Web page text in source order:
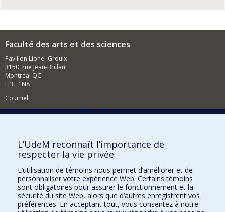
Faculté des arts et des sciences
Pavillon Lionel-Groulx
3150, rue Jean-Brillant
Montréal QC
H3T 1N8
Courriel
Événements
Comment soutenir la FAS?
BESOIN D'AIDE?
Plan du site
Signaler une erreur
L’UdeM reconnaît l’importance de
respecter la vie privée
L’utilisation de témoins nous permet d’améliorer et de
personnaliser votre expérience Web. Certains témoins
sont obligatoires pour assurer le fonctionnement et la
sécurité du site Web, alors que d’autres enregistrent vos
préférences. En acceptant tout, vous consentez à notre